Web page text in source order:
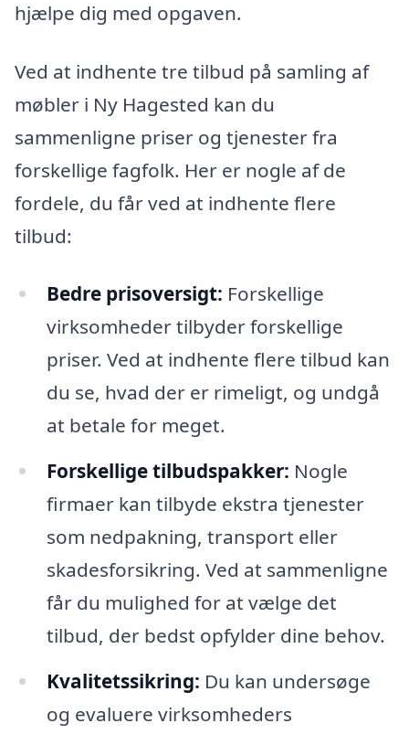
hjælpe dig med opgaven.
Ved at indhente tre tilbud på samling af
møbler i Ny Hagested kan du
sammenligne priser og tjenester fra
forskellige fagfolk. Her er nogle af de
fordele, du får ved at indhente flere
tilbud:
Bedre prisoversigt: Forskellige
virksomheder tilbyder forskellige
priser. Ved at indhente flere tilbud kan
du se, hvad der er rimeligt, og undgå
at betale for meget.
Forskellige tilbudspakker: Nogle
firmaer kan tilbyde ekstra tjenester
som nedpakning, transport eller
skadesforsikring. Ved at sammenligne
får du mulighed for at vælge det
tilbud, der bedst opfylder dine behov.
Kvalitetssikring: Du kan undersøge
og evaluere virksomheders